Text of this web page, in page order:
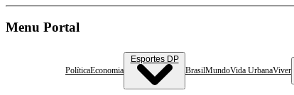
Menu Portal
PolíticaEconomia
Esportes DP
BrasilMundoVida UrbanaViver